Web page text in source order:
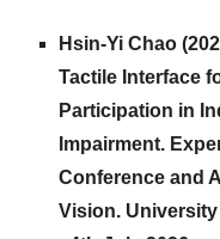
Hsin-Yi Chao
Tactile Interface
Participation in
Impairment.
Conference and
Vision.